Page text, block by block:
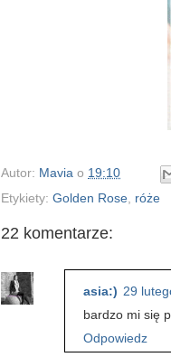
Autor: Mavia o 19:10
Etykiety: Golden Rose róże
22 komentarze:
asia:) 29
bardzo mi się
Odpowiedz